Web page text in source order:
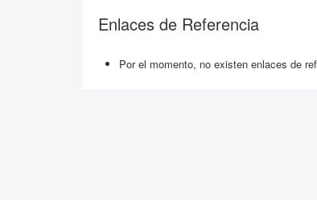
Enlaces de Referencia
Por el momento, no existen enlaces de